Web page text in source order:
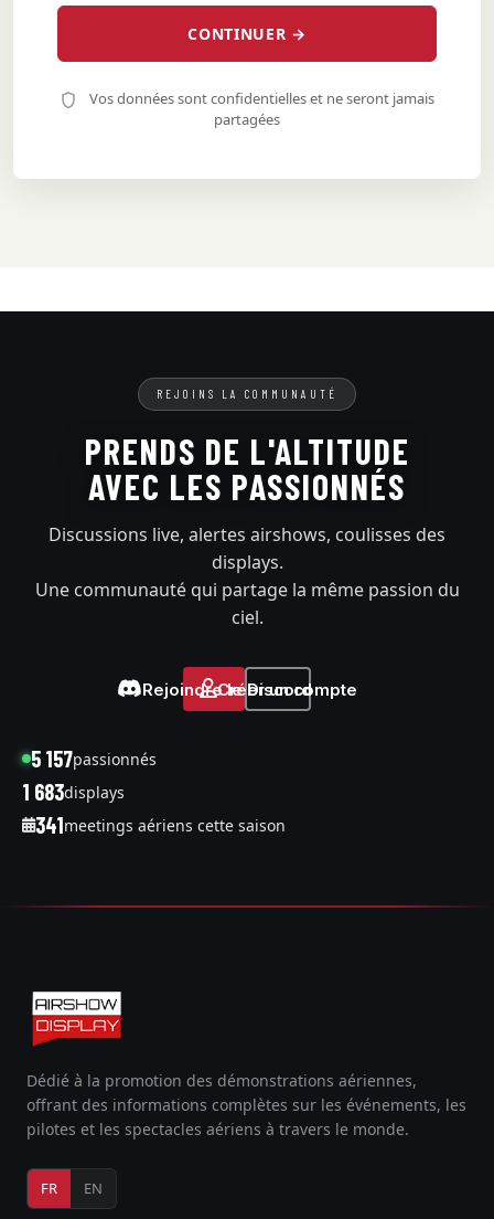
CONTINUER →
Vos données sont confidentielles et ne seront jamais
partagées
REJOINS LA COMMUNAUTÉ
PRENDS DE L'ALTITUDE
AVEC LES PASSIONNÉS
Discussions live, alertes airshows, coulisses des
displays.
Une communauté qui partage la même passion du
ciel.
Rejoindre le Discord
Créer un compte
5 157passionnés
1 683displays
341meetings aériens cette saison
Dédié à la promotion des démonstrations aériennes,
offrant des informations complètes sur les événements, les
pilotes et les spectacles aériens à travers le monde.
FR EN